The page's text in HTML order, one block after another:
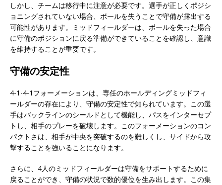
しかし、チームは移行中に注意が必要です。選手が正しくポジシ
ョニングされていない場合、ボールを失うことで守備が露出する
可能性があります。ミッドフィールダーは、ボールを失った場合
に守備のポジションに戻る準備ができていることを確認し、意識
を維持することが重要です。
守備の安定性
4-1-4-1フォーメーションは、専任のホールディングミッドフィ
ールダーの存在により、守備の安定性で知られています。この選
手はバックラインのシールドとして機能し、パスをインターセプ
トし、相手のプレーを破壊します。このフォーメーションのコン
パクトさは、相手が中央を突破するのを難しくし、サイドから攻
撃することを強いることになります。
さらに、4人のミッドフィールダーは守備をサポートするために
戻ることができ、守備の状況で数的優位を生み出します。この集